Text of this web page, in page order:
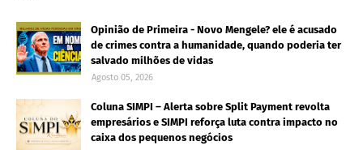
Opinião de Primeira - Novo Mengele? ele é acusado
de crimes contra a humanidade, quando poderia ter
salvado milhões de vidas
Agosto 05, 2026
Coluna SIMPI – Alerta sobre Split Payment revolta
empresários e SIMPI reforça luta contra impacto no
caixa dos pequenos negócios